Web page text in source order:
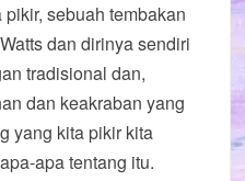
sebuah tembakan
dan dirinya sendiri
tradisional dan,
dan keakraban yang
yang kita pikir kita
apa tentang itu.